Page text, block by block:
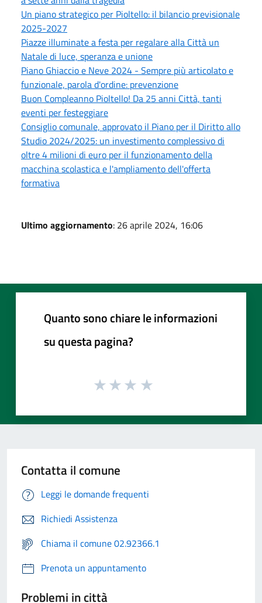
Un piano strategico per Pioltello: il bilancio previsionale
2025-2027
Piazze illuminate a festa per regalare alla Città un
Natale di luce, speranza e unione
Piano Ghiaccio e Neve 2024 - Sempre più articolato e
funzionale, parola d'ordine: prevenzione
Buon Compleanno Pioltello! Da 25 anni Città, tanti
eventi per festeggiare
Consiglio comunale, approvato il Piano per il Diritto allo
Studio 2024/2025: un investimento complessivo di
oltre 4 milioni di euro per il funzionamento della
macchina scolastica e l'ampliamento dell'offerta
formativa
Ultimo aggiornamento: 26 aprile 2024, 16:06
Quanto sono chiare le informazioni
su questa pagina?
Contatta il comune
Leggi le domande frequenti
Richiedi Assistenza
Chiama il comune 02.92366.1
Prenota un appuntamento
Problemi in città